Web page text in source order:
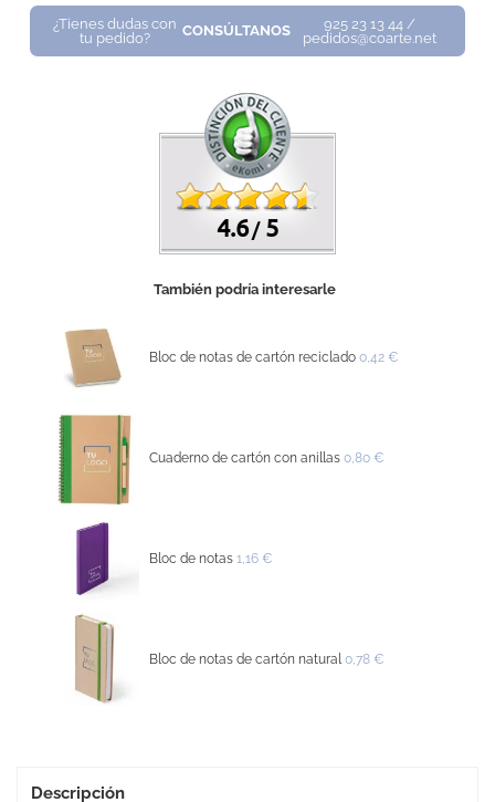
¿Tienes dudas con
tu pedido?
CONSÚLTANOS
925 23 13 44 /
pedidos@coarte.net
4.6 /5
También podría interesarle
Bloc de notas de cartón reciclado 0,42 €
Cuaderno de cartón con anillas 0,80 €
Bloc de notas 1,16 €
Bloc de notas de cartón natural 0,78 €
Descripción